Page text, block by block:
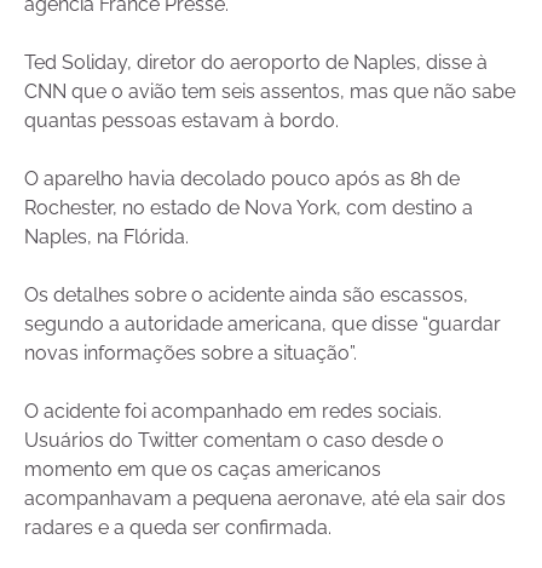
Ted Soliday, diretor do aeroporto de Naples, disse à
CNN que o avião tem seis assentos, mas que não sabe
quantas pessoas estavam à bordo.
O aparelho havia decolado pouco após as 8h de
Rochester, no estado de Nova York, com destino a
Naples, na Flórida.
Os detalhes sobre o acidente ainda são escassos,
segundo a autoridade americana, que disse “guardar
novas informações sobre a situação”.
O acidente foi acompanhado em redes sociais.
Usuários do Twitter comentam o caso desde o
momento em que os caças americanos
acompanhavam a pequena aeronave, até ela sair dos
radares e a queda ser confirmada.